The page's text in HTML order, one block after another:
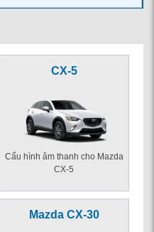
CX-5
Cấu hình âm thanh cho Mazda
CX-5
Mazda CX-30